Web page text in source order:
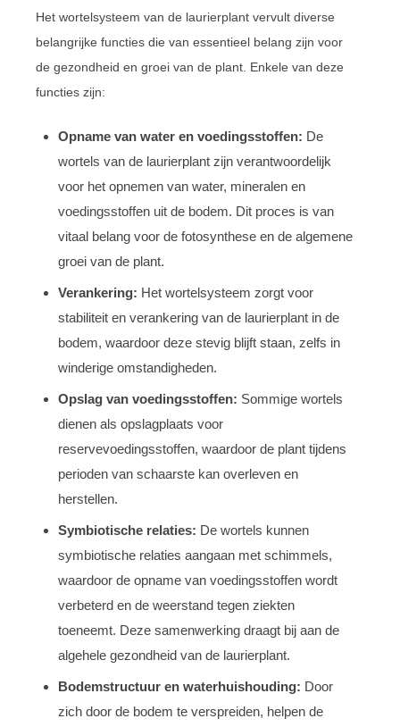
Het wortelsysteem van de laurierplant vervult diverse
belangrijke functies die van essentieel belang zijn voor
de gezondheid en groei van de plant. Enkele van deze
functies zijn:
Opname van water en voedingsstoffen: De
wortels van de laurierplant zijn verantwoordelijk
voor het opnemen van water, mineralen en
voedingsstoffen uit de bodem. Dit proces is van
vitaal belang voor de fotosynthese en de algemene
groei van de plant.
Verankering: Het wortelsysteem zorgt voor
stabiliteit en verankering van de laurierplant in de
bodem, waardoor deze stevig blijft staan, zelfs in
winderige omstandigheden.
Opslag van voedingsstoffen: Sommige wortels
dienen als opslagplaats voor
reservevoedingsstoffen, waardoor de plant tijdens
perioden van schaarste kan overleven en
herstellen.
Symbiotische relaties: De wortels kunnen
symbiotische relaties aangaan met schimmels,
waardoor de opname van voedingsstoffen wordt
verbeterd en de weerstand tegen ziekten
toeneemt. Deze samenwerking draagt bij aan de
algehele gezondheid van de laurierplant.
Bodemstructuur en waterhuishouding: Door
zich door de bodem te verspreiden, helpen de